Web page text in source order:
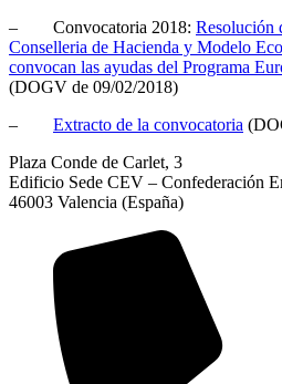
– Convocatoria 2018: Resolución
Conselleria de Hacienda y Modelo
convocan las ayudas del Programa
(DOGV de 09/02/2018)
– Extracto de la convocatoria
Plaza Conde de Carlet, 3
Edificio Sede CEV – Confederación
46003 Valencia (España)